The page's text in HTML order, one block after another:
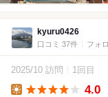
kyuru0426
口コミ 37件 フォ
2025/10 訪問 1回目
4.0